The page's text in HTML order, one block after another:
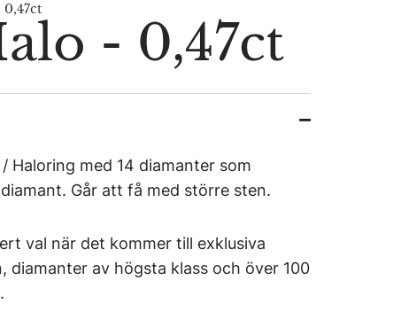
- 0,47ct
Haloring med 14 diamanter som
Går att få med större sten.
val när det kommer till exklusiva
diamanter av högsta klass och över 100